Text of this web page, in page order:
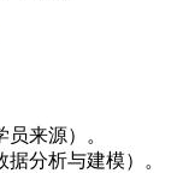
来源）。
分析与建模）。